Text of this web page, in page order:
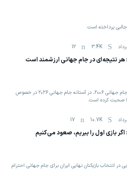
پرداخته است.
3.4K
12
نتیجه‌ای در جام جهانی ارزشمند است
مدافع سابق تیم ملی و یکی از بازیکنان حاضر در جام جهانی ۲۰۰۶، در آستانه جام جهانی ۲۰۲۶ در خصوص
صحبت کرده است.
10.7K
17
بازی اول را ببریم، صعود می‌کنیم
انتخاب بازیکنان نهایی ایران برای جام جهانی احترام